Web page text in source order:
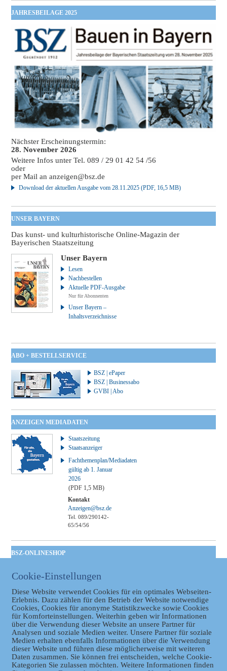
JAHRESBEILAGE 2025
Nächster Erscheinungstermin:
28. November 2026
Weitere Infos unter Tel. 089 / 29 01 42 54 /56
oder
per Mail ananzeigen@bsz.de
Download der aktuellen Ausgabe vom 28.11.2025 (PDF, 16,5 MB)
UNSER BAYERN
Das kunst- und kulturhistorische Online-Magazin der
Bayerischen Staatszeitung
Unser Bayern
Lesen
Nachbestellen
Aktuelle PDF-Ausgabe
Nur für Abonnenten
Unser Bayern –
Inhaltsverzeichnisse
ABO + BESTELLSERVICE
BSZ | ePaper
BSZ | Businessabo
GVBI | Abo
ANZEIGEN MEDIADATEN
Staatszeitung
Staatsanzeiger
Fachthemenplan/Mediadaten
gültig ab 1. Januar
2026
(PDF 1,5 MB)
Kontakt
Anzeigen@bsz.de
Tel. 089/290142-
65/54/56
BSZ-ONLINESHOP
Taschenbuch
GVBl | Einbanddecke
Datenschutz
Cookie-Einstellungen
Diese Website verwendet Cookies für ein optimales Webseiten-
Erlebnis. Dazu zählen für den Betrieb der Website notwendige
Cookies, Cookies für anonyme Statistikzwecke sowie Cookies
für Komforteinstellungen. Weiterhin geben wir Informationen
über die Verwendung dieser Website an unsere Partner für
Analysen und soziale Medien weiter. Unsere Partner für soziale
Medien erhalten ebenfalls Informationen über die Verwendung
dieser Website und führen diese möglicherweise mit weiteren
Daten zusammen. Sie können frei entscheiden, welche Cookie-
Kategorien Sie zulassen möchten. Weitere Informationen finden